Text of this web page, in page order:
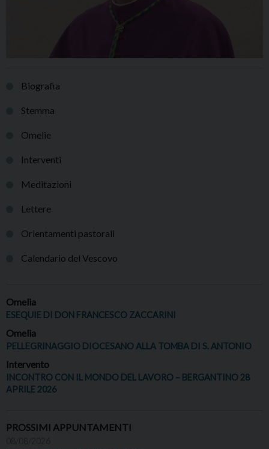
Biografia
Stemma
Omelie
Interventi
Meditazioni
Lettere
Orientamenti pastorali
Calendario del Vescovo
Omelia
ESEQUIE DI DON FRANCESCO ZACCARINI
Omelia
PELLEGRINAGGIO DIOCESANO ALLA TOMBA DI S. ANTONIO
Intervento
INCONTRO CON IL MONDO DEL LAVORO – BERGANTINO 28
APRILE 2026
PROSSIMI APPUNTAMENTI